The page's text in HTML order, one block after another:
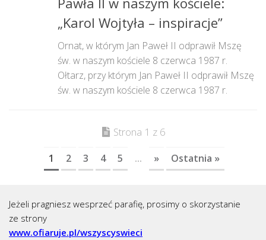
„Karol Wojtyła – inspiracje”
Ornat, w którym Jan Paweł II odprawił Mszę
św. w naszym kościele 8 czerwca 1987 r.
Ołtarz, przy którym Jan Paweł II odprawił Mszę
św. w naszym kościele 8 czerwca 1987 r.
Strona 1 z 6
1 2 3 4 5 ... » Ostatnia »
Jeżeli pragniesz wesprzeć parafię, prosimy o skorzystanie
ze strony
www.ofiaruje.pl/wszyscyswieci